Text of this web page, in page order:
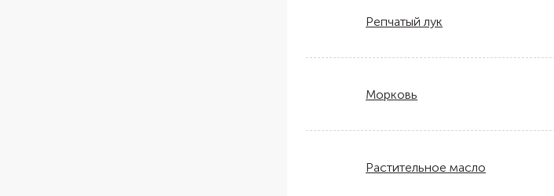
Репчатый лук
Морковь
Растительное масло